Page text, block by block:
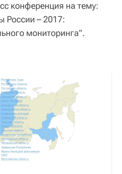
конференция на тему:
России – 2017:
мониторинга".